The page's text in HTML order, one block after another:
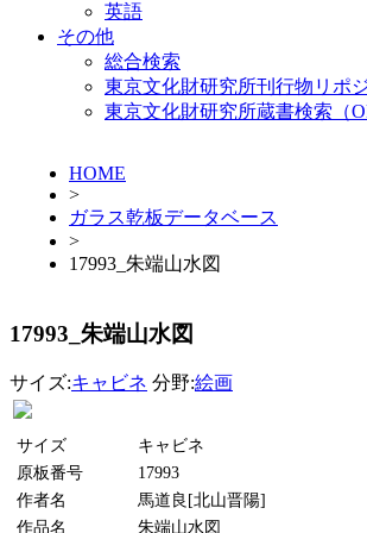
英語
その他
総合検索
東京文化財研究所刊行物リポ
東京文化財研究所蔵書検索（
HOME
>
ガラス乾板データベース
>
17993_朱端山水図
17993_朱端山水図
サイズ:キャビネ 分野:絵画
サイズ
キャビネ
原板番号
17993
作者名
馬道良[北山晋陽]
作品名
朱端山水図